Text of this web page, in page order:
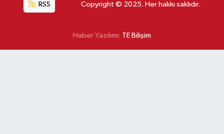
RSS Copyright © 2025. Her hakkı saklıdır.
Haber Yazılımı: TE Bilişim